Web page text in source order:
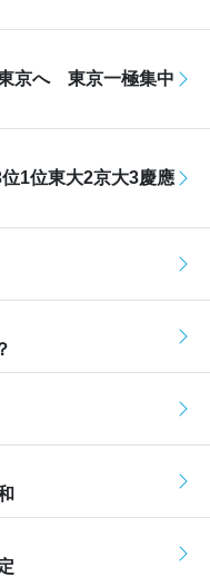
京へ 東京一極集中
1位東大2京大3慶應